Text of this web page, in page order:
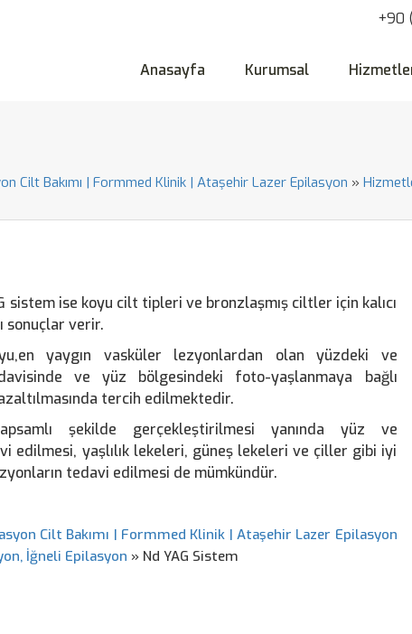
+90
Anasayfa Kurumsal
Cilt Bakımı | Formmed Klinik | Ataşehir Lazer Epilasyon »
sistem ise koyu cilt tipleri ve bronzlaşmış ciltler için kalıcı
sonuçlar verir.
yaygın vasküler lezyonlardan olan yüzdeki ve
ve yüz bölgesindeki foto-yaşlanmaya bağlı
tercih edilmektedir.
şekilde gerçekleştirilmesi yanında yüz ve
edilmesi, yaşlılık lekeleri, güneş lekeleri ve çiller gibi iyi
tedavi edilmesi de mümkündür.
Cilt Bakımı | Formmed Klinik | Ataşehir Lazer Epilasyon
İğneli Epilasyon » Nd YAG Sistem